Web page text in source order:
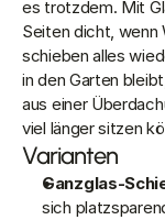
es trotzdem. Mit
Seiten dicht, wenn
schieben alles
in den Garten
aus einer
viel länger sitzen
Varianten
Ganzglas-
sich